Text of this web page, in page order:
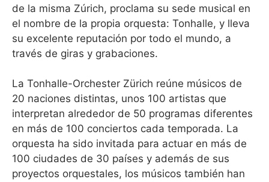
de la misma Zúrich, proclama su sede musical en
el nombre de la propia orquesta: Tonhalle, y lleva
su excelente reputación por todo el mundo, a
través de giras y grabaciones.
La Tonhalle-Orchester Zürich reúne músicos de
20 naciones distintas, unos 100 artistas que
interpretan alrededor de 50 programas diferentes
en más de 100 conciertos cada temporada. La
orquesta ha sido invitada para actuar en más de
100 ciudades de 30 países y además de sus
proyectos orquestales, los músicos también han